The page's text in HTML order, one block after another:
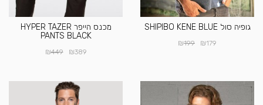
גופיה סול SHIPIBO KENE BLUE
₪179
₪199
מכנס הייפר HYPER TAZER
PANTS BLACK
₪389
₪449